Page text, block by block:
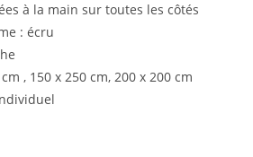
à la main sur toutes les côtés
: écru
, 150 x 250 cm, 200 x 200 cm